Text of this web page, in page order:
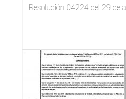
Resolución 04224 del 29 de